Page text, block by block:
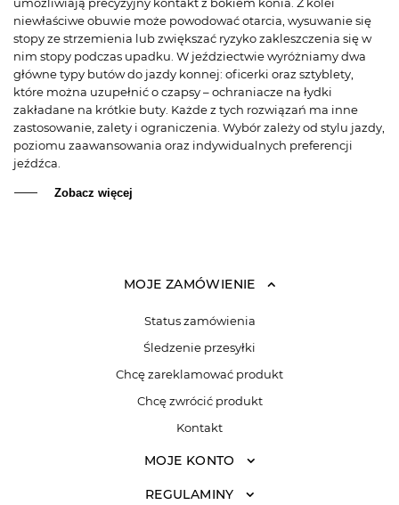
niewłaściwe obuwie może powodować otarcia, wysuwanie się
stopy ze strzemienia lub zwiększać ryzyko zakleszczenia się w
nim stopy podczas upadku. W jeździectwie wyróżniamy dwa
główne typy butów do jazdy konnej: oficerki oraz sztyblety,
które można uzupełnić o czapsy – ochraniacze na łydki
zakładane na krótkie buty. Każde z tych rozwiązań ma inne
zastosowanie, zalety i ograniczenia. Wybór zależy od stylu jazdy,
poziomu zaawansowania oraz indywidualnych preferencji
jeźdźca.
Zobacz więcej
MOJE ZAMÓWIENIE
Status zamówienia
Śledzenie przesyłki
Chcę zareklamować produkt
Chcę zwrócić produkt
Kontakt
MOJE KONTO
REGULAMINY